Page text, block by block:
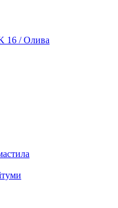
16 / Олива